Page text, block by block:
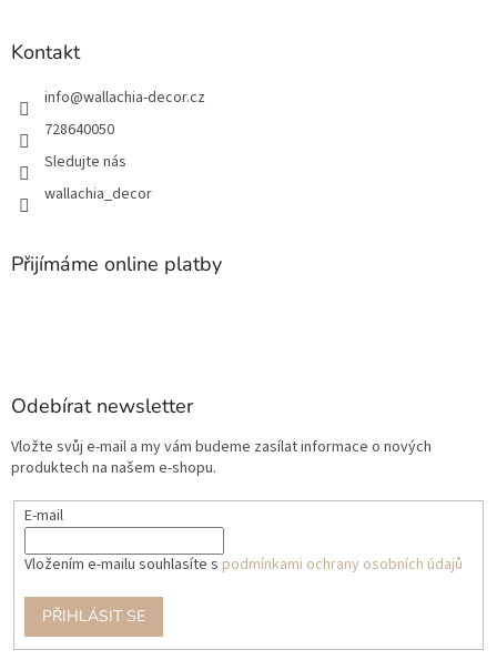
Kontakt
info@wallachia-decor.cz
728640050
Sledujte nás
wallachia_decor
Přijímáme online platby
Odebírat newsletter
Vložte svůj e-mail a my vám budeme zasílat informace o nových
produktech na našem e-shopu.
E-mail
Vložením e-mailu souhlasíte s podmínkami ochrany osobních údajů
PŘIHLÁSIT SE